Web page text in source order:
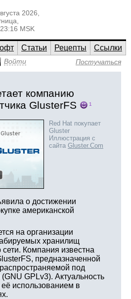
2026,
MSK
Статьи Рецепты
Ссылки
Войти Постучаться
компанию
GlusterFS
1
Red Hat покупает
Gluster
Иллюстрация с
сайта Gluster.Com
о достижении
американской
на организации
хранилищ
Компания известна
предназначенной
под
GPLv3). Актуальность
использованием в